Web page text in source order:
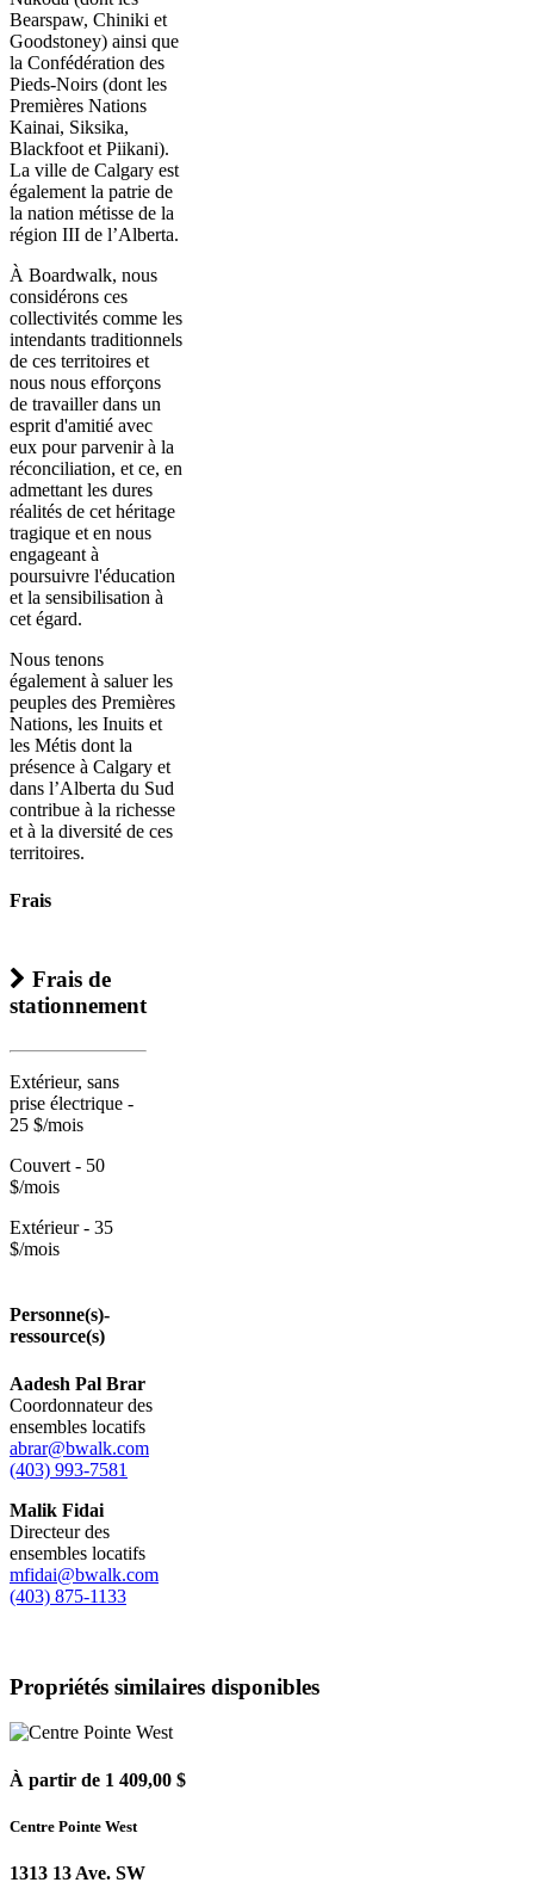
Bearspaw, Chiniki et
Goodstoney) ainsi que
la Confédération des
Pieds-Noirs (dont les
Premières Nations
Kainai, Siksika,
Blackfoot et Piikani).
La ville de Calgary est
également la patrie de
la nation métisse de la
région III de l’Alberta.
À Boardwalk, nous
considérons ces
collectivités comme les
intendants traditionnels
de ces territoires et
nous nous efforçons
de travailler dans un
esprit d'amitié avec
eux pour parvenir à la
réconciliation, et ce, en
admettant les dures
réalités de cet héritage
tragique et en nous
engageant à
poursuivre l'éducation
et la sensibilisation à
cet égard.
Nous tenons
également à saluer les
peuples des Premières
Nations, les Inuits et
les Métis dont la
présence à Calgary et
dans l’Alberta du Sud
contribue à la richesse
et à la diversité de ces
territoires.
Frais
Frais de
stationnement
Extérieur, sans
prise électrique -
25 $/mois
Couvert - 50
$/mois
Extérieur - 35
$/mois
Personne(s)-
ressource(s)
Aadesh Pal Brar
Coordonnateur des
ensembles locatifs
abrar@bwalk.com
(403) 993-7581
Malik Fidai
Directeur des
ensembles locatifs
mfidai@bwalk.com
(403) 875-1133
Propriétés similaires disponibles
À partir de 1 409,00 $
Centre Pointe West
1313 13 Ave. SW